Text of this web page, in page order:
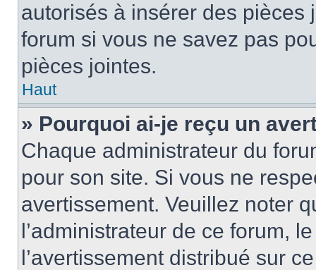
autorisés à insérer des pièces
forum si vous ne savez pas
pièces jointes.
Haut
» Pourquoi ai-je reçu un
Chaque administrateur du
pour son site. Si vous ne
avertissement. Veuillez noter
l’administrateur de ce forum,
l’avertissement distribué sur